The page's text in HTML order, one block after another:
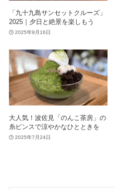
「九十九島サンセットクルーズ」
2025｜夕日と絶景を楽しもう
2025年9月16日
大人気！波佐見「のんこ茶房」の
糸ピンスで涼やかなひとときを
2025年7月24日